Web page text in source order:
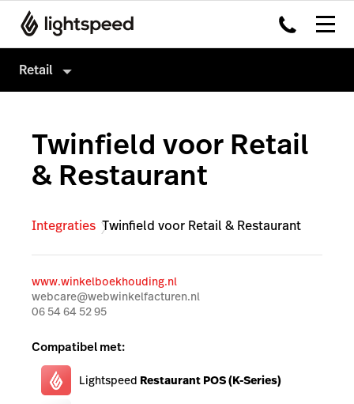
Retail
Producten
Kassasysteem
Payments
Capital
Service Orders
Insights
Accounting
Hardware
Multi-locatie
Prijzen
Klanten
Twinfield voor Retail
& Restaurant
Integraties Twinfield voor Retail & Restaurant
www.winkelboekhouding.nl
webcare@webwinkelfacturen.nl
06 54 64 52 95
Compatibel met:
Lightspeed Restaurant POS (K-Series)